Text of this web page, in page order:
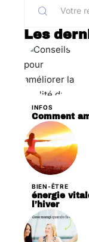
Les
INFOS
Comment
BIEN-ÊTRE
énergie
l’hiver